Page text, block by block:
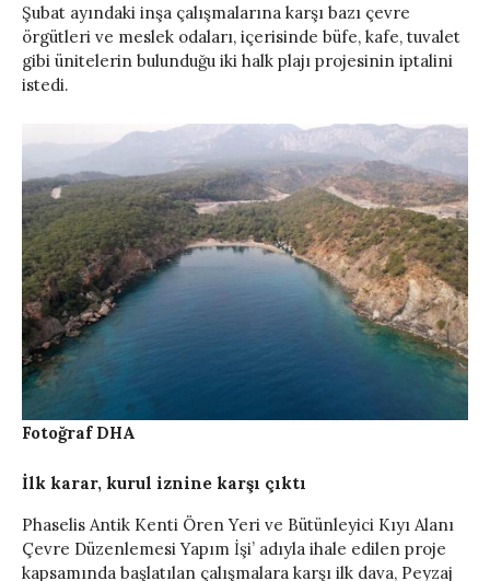
Şubat ayındaki inşa çalışmalarına karşı bazı çevre
örgütleri ve meslek odaları, içerisinde büfe, kafe, tuvalet
gibi ünitelerin bulunduğu iki halk plajı projesinin iptalini
istedi.
Fotoğraf DHA
İlk karar, kurul iznine karşı çıktı
Phaselis Antik Kenti Ören Yeri ve Bütünleyici Kıyı Alanı
Çevre Düzenlemesi Yapım İşi’ adıyla ihale edilen proje
kapsamında başlatılan çalışmalara karşı ilk dava, Peyzaj